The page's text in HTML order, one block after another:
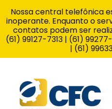
Nossa central telefônica
inoperante. Enquanto o
contatos podem ser
(61) 99127-7313 | (61)
| (61)